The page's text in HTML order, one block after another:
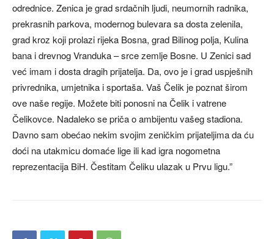
odrednice. Zenica je grad srdačnih ljudi, neumornih radnika,
prekrasnih parkova, modernog bulevara sa dosta zelenila,
grad kroz koji prolazi rijeka Bosna, grad Bilinog polja, Kulina
bana i drevnog Vranduka – srce zemlje Bosne. U Zenici sad
već imam i dosta dragih prijatelja. Da, ovo je i grad uspješnih
privrednika, umjetnika i sportaša. Vaš Čelik je poznat širom
ove naše regije. Možete biti ponosni na Čelik i vatrene
Čelikovce. Nadaleko se priča o ambijentu vašeg stadiona.
Davno sam obećao nekim svojim zeničkim prijateljima da ću
doći na utakmicu domaće lige ili kad igra nogometna
reprezentacija BiH. Čestitam Čeliku ulazak u Prvu ligu.”